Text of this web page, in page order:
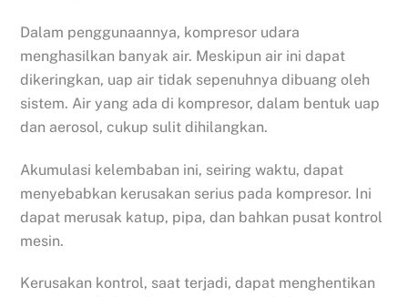
Dalam penggunaannya, kompresor udara
menghasilkan banyak air. Meskipun air ini dapat
dikeringkan, uap air tidak sepenuhnya dibuang oleh
sistem. Air yang ada di kompresor, dalam bentuk uap
dan aerosol, cukup sulit dihilangkan.
Akumulasi kelembaban ini, seiring waktu, dapat
menyebabkan kerusakan serius pada kompresor. Ini
dapat merusak katup, pipa, dan bahkan pusat kontrol
mesin.
Kerusakan kontrol, saat terjadi, dapat menghentikan